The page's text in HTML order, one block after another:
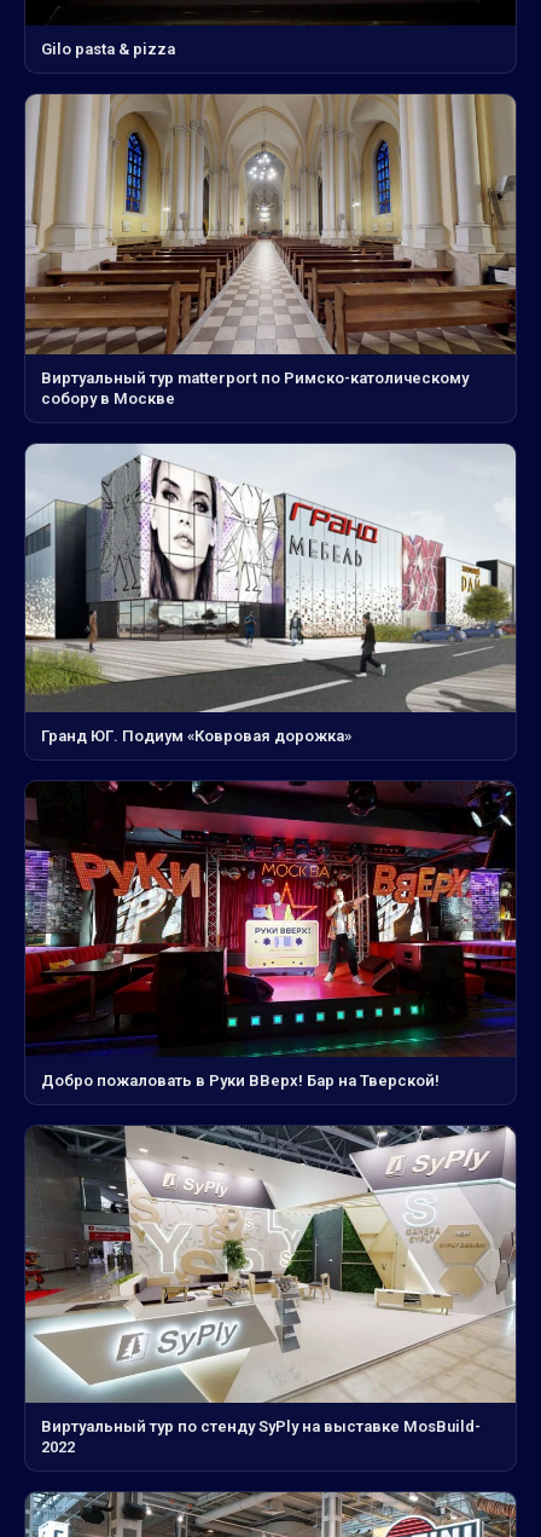
Gilo pasta & pizza
Виртуальный тур matterport по Римско-католическому
собору в Москве
Гранд ЮГ. Подиум «Ковровая дорожка»
Добро пожаловать в Руки ВВерх! Бар на Тверской!
Виртуальный тур по стенду SyPly на выставке MosBuild-
2022